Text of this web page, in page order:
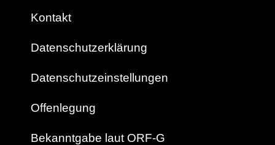
Kontakt
Datenschutzerklärung
Datenschutzeinstellungen
Offenlegung
Bekanntgabe laut ORF-G